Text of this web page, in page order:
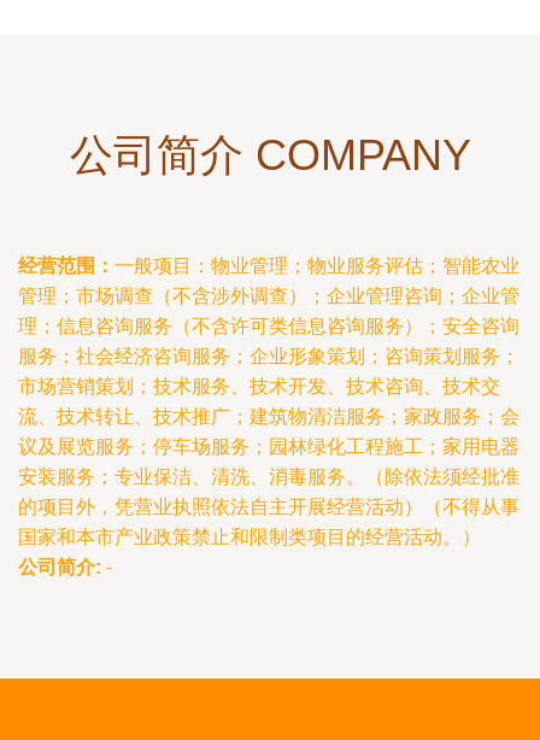
公司简介 COMPANY
经营范围： 一般项目：物业管理；物业服务评估；智能农业
管理；市场调查（不含涉外调查）；企业管理咨询；企业管
理；信息咨询服务（不含许可类信息咨询服务）；安全咨询
服务；社会经济咨询服务；企业形象策划；咨询策划服务；
市场营销策划；技术服务、技术开发、技术咨询、技术交
流、技术转让、技术推广；建筑物清洁服务；家政服务；会
议及展览服务；停车场服务；园林绿化工程施工；家用电器
安装服务；专业保洁、清洗、消毒服务。（除依法须经批准
的项目外，凭营业执照依法自主开展经营活动）（不得从事
国家和本市产业政策禁止和限制类项目的经营活动。）
公司简介: -